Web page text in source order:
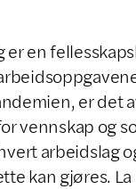
er en
er det
vennskap og
arbeidslag
kan gjøres.